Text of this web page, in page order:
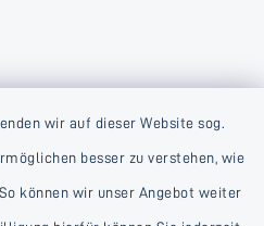
wir auf dieser Website sog.
besser zu verstehen, wie
können wir unser Angebot weiter